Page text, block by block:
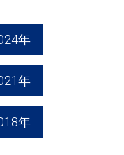
年
年
年